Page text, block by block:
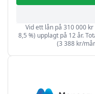
Vid ett lån på 310 000
8,5 %) upplagt på 12 år.
(3 388 kr/